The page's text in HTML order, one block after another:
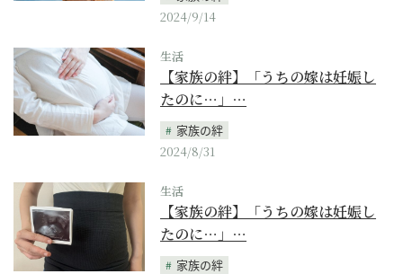
2024/9/14
生活
【家族の絆】「うちの嫁は妊娠し
たのに…」…
家族の絆
2024/8/31
生活
【家族の絆】「うちの嫁は妊娠し
たのに…」…
家族の絆